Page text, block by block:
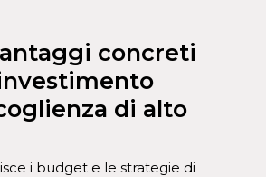
concreti
di alto
i budget e le strategie di